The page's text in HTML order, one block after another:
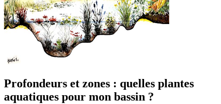
Profondeurs et zones : quelles plantes
aquatiques pour mon bassin ?